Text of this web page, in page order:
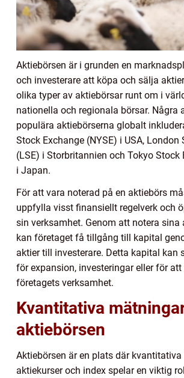
Aktiebörsen är i grunden en
och investerare att köpa och sälja
olika typer av aktiebörsar runt om i
nationella och regionala börsar. Några
populära aktiebörserna globalt
Stock Exchange (NYSE) i USA, London
(LSE) i Storbritannien och Tokyo Stock
i Japan.
För att vara noterad på en aktiebörs
uppfylla visst finansiellt regelverk och
sin verksamhet. Genom att notera sina
kan företaget få tillgång till kapital
aktier till investerare. Detta kapital kan
för expansion, investeringar eller för
företagets verksamhet.
Kvantitativa
aktiebörsen
Aktiebörsen är en plats där
aktiekurser och index spelar en viktig